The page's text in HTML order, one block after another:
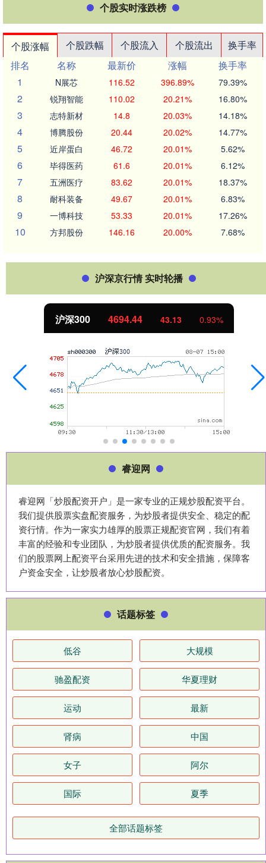
个股实时涨跌榜
个股涨幅 个股跌幅 个股流入 个股流出
换手率
排名
名称 最新价 涨幅
换手率
1
N展芯 116.52 396.89% 79.39%
2 锐翔智能 110.02 20.21% 16.80%
3 志特新材 14.8 20.03% 14.18%
4 博腾股份 20.44 20.02% 14.77%
5 近岸蛋白 46.72 20.01% 5.62%
6 毕得医药 61.6 20.01% 6.12%
7 五洲医疗 83.62 20.01% 18.37%
8 耐科装备 49.67 20.01% 6.83%
9 一博科技 53.33 20.01% 17.26%
10 方邦股份 146.16 20.00% 7.68%
沪深京行情 实时轮播
沪深300 4694.44 43.13 0.93%
睿迎网
睿迎网「炒股配资开户」是一家专业的正规炒股配资平台。
我们提供股票实盘配资服务，为炒股者提供安全、稳定的配
资行情。作为一家实力雄厚的股票正规配资官网，我们有着
丰富的经验和专业团队，为炒股者提供优质的配资服务。我
们的股票网上配资平台采用先进的技术和安全措施，保障客
户资金安全，让炒股者放心炒股配资。
话题标签
低谷 大规模
驰盈配资 华夏理财
运动 最新
肾病 中国
女子 阿尔
国际 夏季
全部话题标签